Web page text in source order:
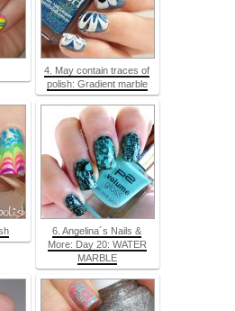
4. May contain traces of
polish: Gradient marble
6. Angelina´s Nails &
More: Day 20: WATER
MARBLE